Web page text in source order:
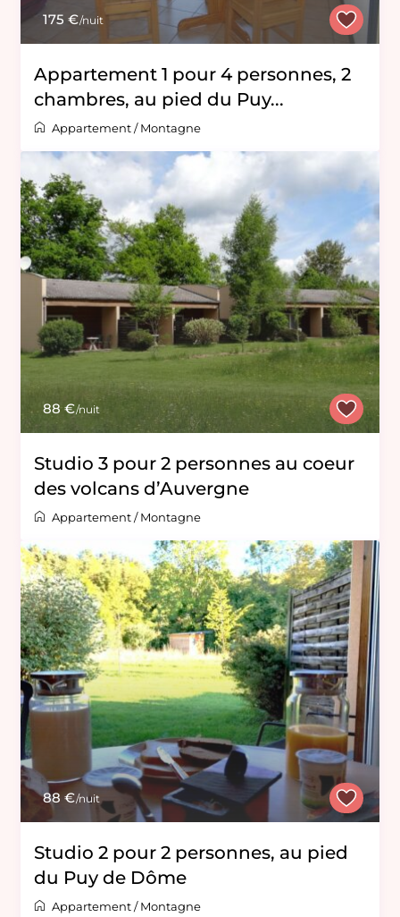
175 €/nuit
Appartement 1 pour 4 personnes, 2
chambres, au pied du Puy...
Appartement/Montagne
88 €/nuit
Studio 3 pour 2 personnes au coeur
des volcans d’Auvergne
Appartement/Montagne
88 €/nuit
Studio 2 pour 2 personnes, au pied
du Puy de Dôme
Appartement/Montagne